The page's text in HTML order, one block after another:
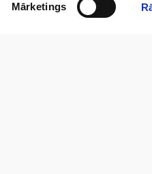
Mārketings